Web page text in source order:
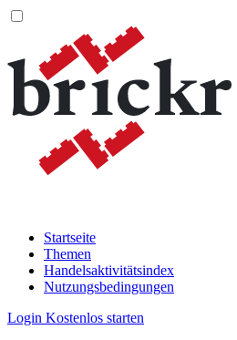
Startseite
Themen
Handelsaktivitätsindex
Nutzungsbedingungen
Login Kostenlos starten